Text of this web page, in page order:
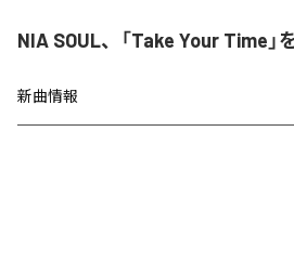
NIA SOUL、「Take Your Time」
新曲情報